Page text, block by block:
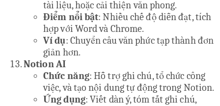
tài liệu, hoặc cải thiện văn phong.
Điểm nổi bật: Nhiều chế độ diễn đạt, tích
hợp với Word và Chrome.
Ví dụ: Chuyển câu văn phức tạp thành đơn
giản hơn.
Notion AI
Chức năng: Hỗ trợ ghi chú, tổ chức công
việc, và tạo nội dung tự động trong Notion.
Ứng dụng: Viết dàn ý, tóm tắt ghi chú,